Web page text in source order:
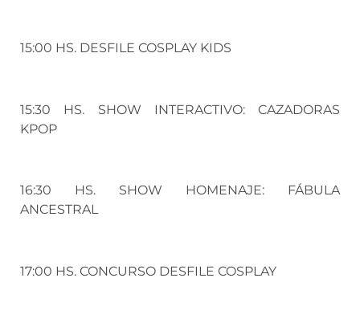
15:00 HS. DESFILE COSPLAY KIDS
15:30 HS. SHOW INTERACTIVO: CAZADORAS
KPOP
16:30 HS. SHOW HOMENAJE: FÁBULA
ANCESTRAL
17:00 HS. CONCURSO DESFILE COSPLAY